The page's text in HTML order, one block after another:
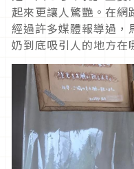
起來更讓人驚艷。在網
經過許多媒體報導過，
奶到底吸引人的地方在